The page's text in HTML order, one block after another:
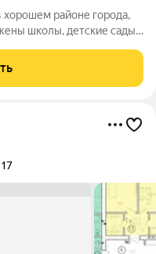
районе города,
школы, детские сады,
любые ваши идеи.
17